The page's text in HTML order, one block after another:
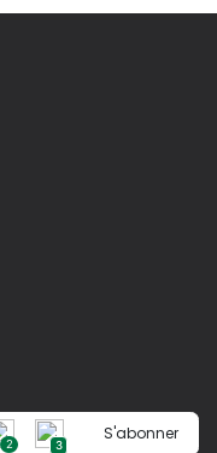
2 3
S'abonner